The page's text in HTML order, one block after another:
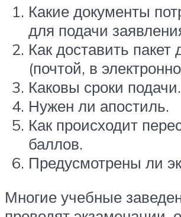
Какие документы
для подачи
Как доставить пакет
(почтой, в
Каковы сроки подачи.
Нужен ли апостиль.
Как происходит
баллов.
Предусмотрены ли
Многие учебные